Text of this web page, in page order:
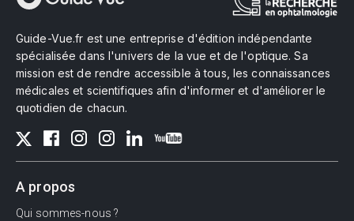
Guide-Vue.fr est une entreprise d'édition indépendante
spécialisée dans l'univers de la vue et de l'optique. Sa
mission est de rendre accessible à tous, les connaissances
médicales et scientifiques afin d'informer et d'améliorer le
quotidien de chacun.
A propos
Qui sommes-nous ?